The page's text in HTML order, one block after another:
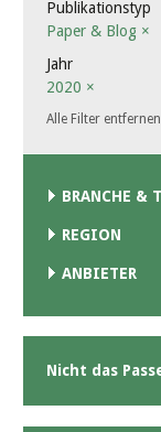
Publikationstyp
Paper & Blog ×
Jahr
2020 ×
Alle Filter entfernen
BRANCHE &
REGION
ANBIETER
Nicht das